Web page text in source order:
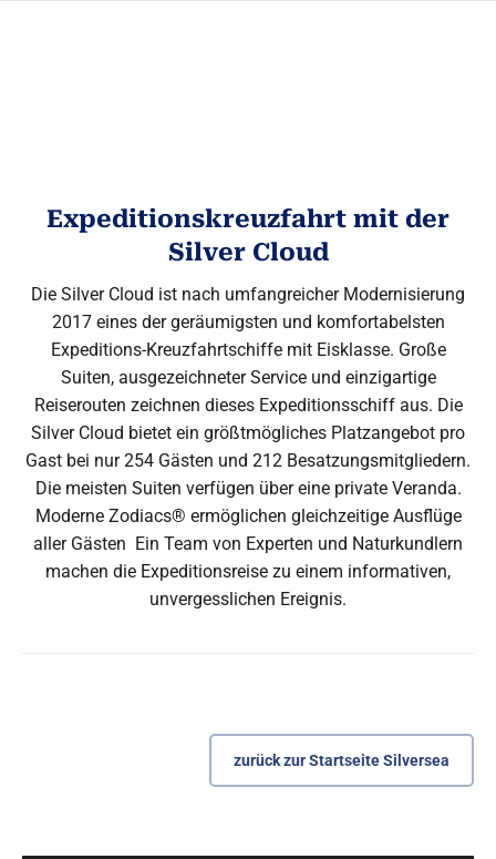
Expeditionskreuzfahrt mit der
Silver Cloud
Die Silver Cloud ist nach umfangreicher Modernisierung
2017 eines der geräumigsten und komfortabelsten
Expeditions-Kreuzfahrtschiffe mit Eisklasse. Große
Suiten, ausgezeichneter Service und einzigartige
Reiserouten zeichnen dieses Expeditionsschiff aus. Die
Silver Cloud bietet ein größtmögliches Platzangebot pro
Gast bei nur 254 Gästen und 212 Besatzungsmitgliedern.
Die meisten Suiten verfügen über eine private Veranda.
Moderne Zodiacs® ermöglichen gleichzeitige Ausflüge
aller Gästen Ein Team von Experten und Naturkundlern
machen die Expeditionsreise zu einem informativen,
unvergesslichen Ereignis.
zurück zur Startseite Silversea